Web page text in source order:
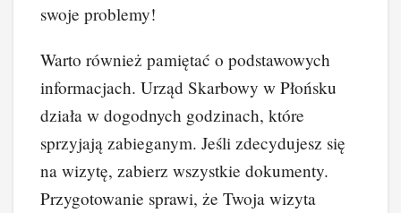
swoje problemy!
Warto również pamiętać o podstawowych
informacjach. Urząd Skarbowy w Płońsku
działa w dogodnych godzinach, które
sprzyjają zabieganym. Jeśli zdecydujesz się
na wizytę, zabierz wszystkie dokumenty.
Przygotowanie sprawi, że Twoja wizyta